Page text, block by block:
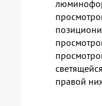
правой